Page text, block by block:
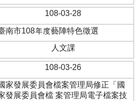
108-03-28
南市108年度藝陣特色徵選
人文課
108-03-26
家發展委員會檔案管理局修正「國
發展委員會檔 案管理局電子檔案技